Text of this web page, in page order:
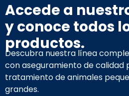
Accede a
y conoce todos
productos.
Descubra nuestra línea
con aseguramiento de calidad
tratamiento de animales
grandes.